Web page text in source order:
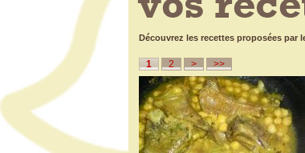
Découvrez les recettes proposées par
1 2 > >>